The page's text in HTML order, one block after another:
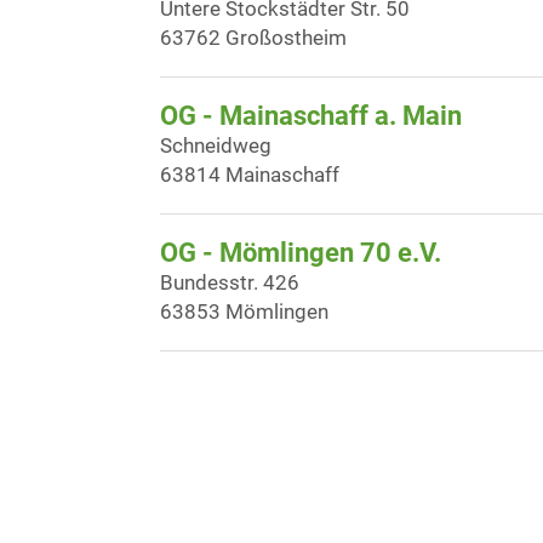
Untere Stockstädter Str. 50
63762 Großostheim
OG - Mainaschaff a. Main
Schneidweg
63814 Mainaschaff
OG - Mömlingen 70 e.V.
Bundesstr. 426
63853 Mömlingen